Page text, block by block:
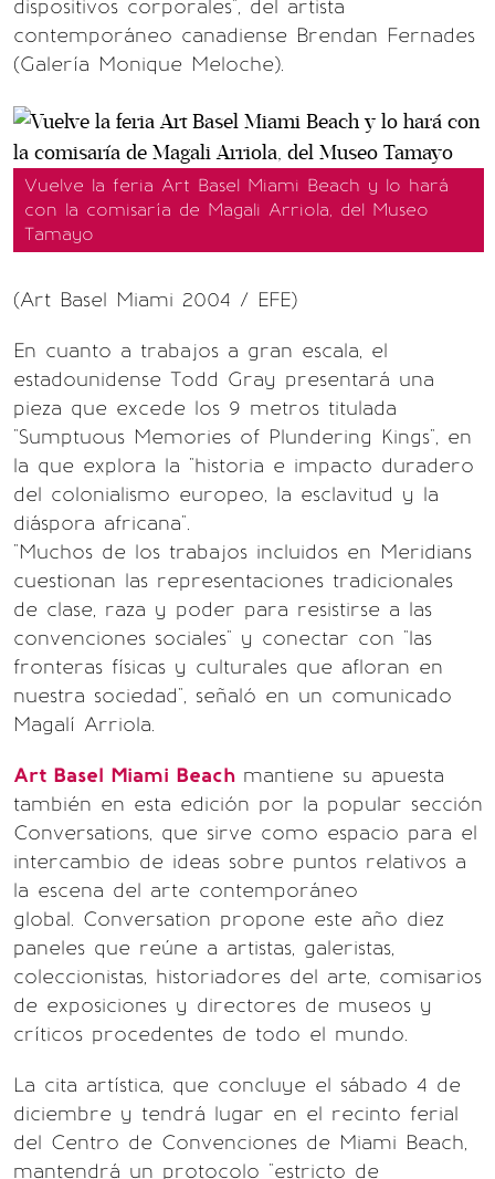
dispositivos corporales", del artista
contemporáneo canadiense Brendan Fernades
(Galería Monique Meloche).
Vuelve la feria Art Basel Miami Beach y lo hará
con la comisaría de Magali Arriola, del Museo
Tamayo
(Art Basel Miami 2004 / EFE)
En cuanto a trabajos a gran escala, el
estadounidense Todd Gray presentará una
pieza que excede los 9 metros titulada
"Sumptuous Memories of Plundering Kings", en
la que explora la "historia e impacto duradero
del colonialismo europeo, la esclavitud y la
diáspora africana".
"Muchos de los trabajos incluidos en Meridians
cuestionan las representaciones tradicionales
de clase, raza y poder para resistirse a las
convenciones sociales" y conectar con "las
fronteras físicas y culturales que afloran en
nuestra sociedad", señaló en un comunicado
Magalí Arriola.
Art Basel Miami Beach mantiene su apuesta
también en esta edición por la popular sección
Conversations, que sirve como espacio para el
intercambio de ideas sobre puntos relativos a
la escena del arte contemporáneo
global. Conversation propone este año diez
paneles que reúne a artistas, galeristas,
coleccionistas, historiadores del arte, comisarios
de exposiciones y directores de museos y
críticos procedentes de todo el mundo.
La cita artística, que concluye el sábado 4 de
diciembre y tendrá lugar en el recinto ferial
del Centro de Convenciones de Miami Beach,
mantendrá un protocolo "estricto de